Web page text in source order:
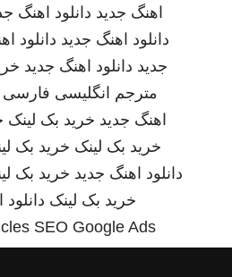
اهنگ جدید دانلود اهنگ
دانلود اهنگ جدید دانلود
جدید دانلود اهنگ جدید
مترجم انگلیسی فارسی
اهنگ جدید خرید بک لینک
خرید بک لینک خرید بک
دانلود اهنگ جدید خرید بک
خرید بک لینک
SEO Google Ads